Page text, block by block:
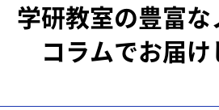
学研教室の豊富な
コラムでお届け